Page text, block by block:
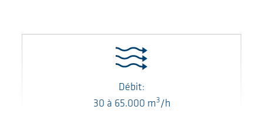
Débit:
30 à 65.000 m3/h